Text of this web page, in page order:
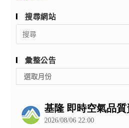
搜尋網站
Search
for:
彙整公告
整
選取月份